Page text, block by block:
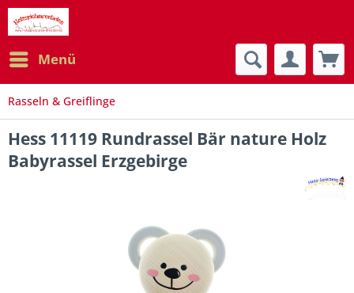
Menü
Rasseln & Greiflinge
Hess 11119 Rundrassel Bär nature Holz
Babyrassel Erzgebirge